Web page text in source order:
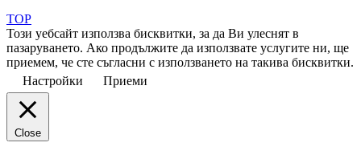
TOP
Този уебсайт използва бисквитки, за да Ви улеснят в
пазаруването. Ако продължите да използвате услугите ни, ще
приемем, че сте съгласни с използването на такива бисквитки.
Настройки
Приеми
Close